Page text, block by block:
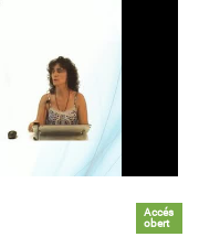
Accés
obert